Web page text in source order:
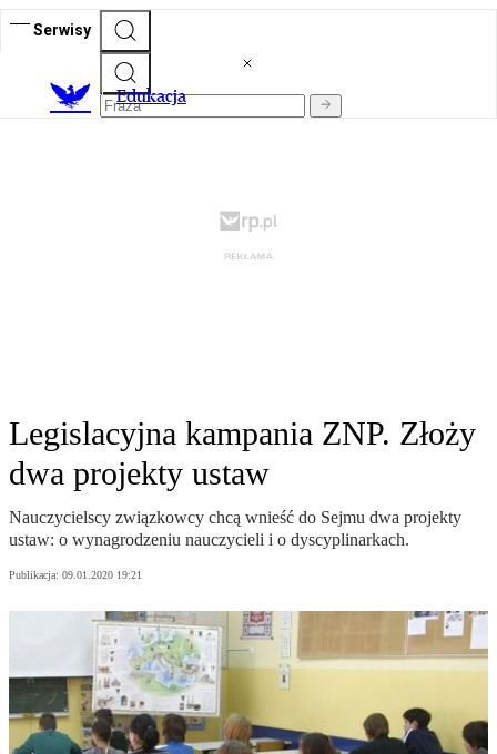
Serwisy
Edukacja
Legislacyjna kampania ZNP. Złoży
dwa projekty ustaw
Nauczycielscy związkowcy chcą wnieść do Sejmu dwa projekty
ustaw: o wynagrodzeniu nauczycieli i o dyscyplinarkach.
Publikacja: 09.01.2020 19:21